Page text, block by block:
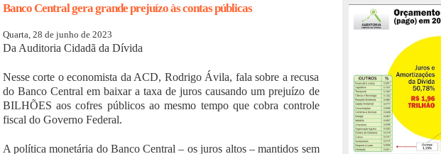
Banco Central gera grande prejuízo às contas públicas
Quarta, 28 de junho de 2023
Da Auditoria Cidadã da Dívida
Nesse corte o economista da ACD, Rodrigo Ávila, fala sobre a recusa
do Banco Central em baixar a taxa de juros causando um prejuízo de
BILHÕES aos cofres públicos ao mesmo tempo que cobra controle
fiscal do Governo Federal.
A política monetária do Banco Central – os juros altos – mantidos sem